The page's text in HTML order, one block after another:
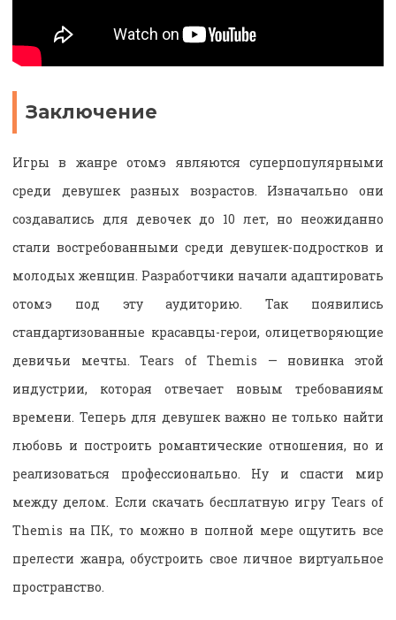
Заключение
Игры в жанре отомэ являются суперпопулярными
среди девушек разных возрастов. Изначально они
создавались для девочек до 10 лет, но неожиданно
стали востребованными среди девушек-подростков и
молодых женщин. Разработчики начали адаптировать
отомэ под эту аудиторию. Так появились
стандартизованные красавцы-герои, олицетворяющие
девичьи мечты. Tears of Themis — новинка этой
индустрии, которая отвечает новым требованиям
времени. Теперь для девушек важно не только найти
любовь и построить романтические отношения, но и
реализоваться профессионально. Ну и спасти мир
между делом. Если скачать бесплатную игру Tears of
Themis на ПК, то можно в полной мере ощутить все
прелести жанра, обустроить свое личное виртуальное
пространство.